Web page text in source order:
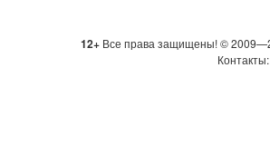
12+ Все права защищены! ©